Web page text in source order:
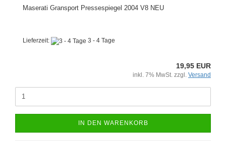
Maserati Gransport Pressespiegel 2004 V8 NEU
Lieferzeit: 3 - 4 Tage
19,95 EUR
inkl. 7% MwSt. zzgl. Versand
IN DEN WARENKORB